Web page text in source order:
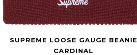
SUPREME LOOSE GAUGE BEANIE
CARDINAL